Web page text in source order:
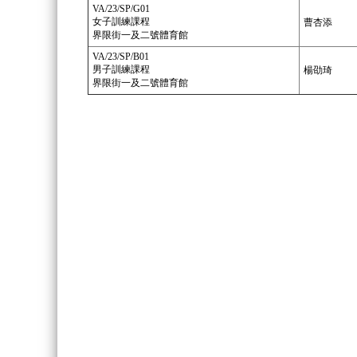
VA/23/SP/G01
女子訓練課程
界限街一及二號體育館
曹杏添
VA/23/SP/B01
男子訓練課程
界限街一及二號體育館
楊劭琦